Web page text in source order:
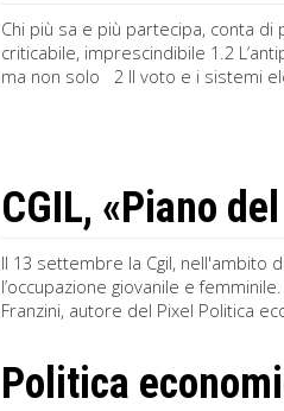
Chi più sa e più partecipa, conta
criticabile, imprescindibile 1.2
ma non solo 2 Il voto e i sistemi
CGIL, «Piano
Il 13 settembre la Cgil, nell'ambito
l’occupazione giovanile e
Franzini, autore del Pixel Politica
Politica